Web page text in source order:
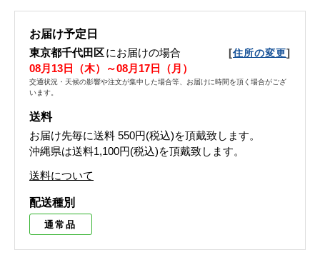
お届け予定日
東京都千代田区にお届けの場合 [住所の変更]
08月13日（木）～08月17日（月）
交通状況・天候の影響や注文が集中した場合等、お届けに時間を頂く場合がござ
います。
送料
お届け先毎に送料 550円(税込)を頂戴致します。
沖縄県は送料1,100円(税込)を頂戴致します。
送料について
配送種別
通常品